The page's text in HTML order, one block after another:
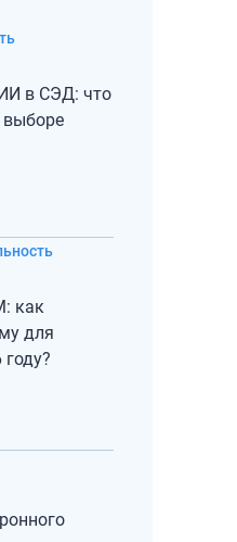
в СЭД: что
выборе
как
для